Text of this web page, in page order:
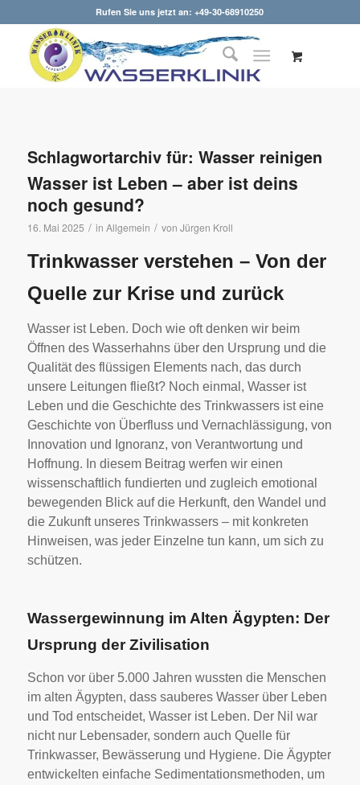
Rufen Sie uns jetzt an: +49-30-68910250
Schlagwortarchiv für: Wasser reinigen
Wasser ist Leben – aber ist deins
noch gesund?
16. Mai 2025 / in Allgemein / von Jürgen Kroll
Trinkwasser verstehen – Von der
Quelle zur Krise und zurück
Wasser ist Leben. Doch wie oft denken wir beim
Öffnen des Wasserhahns über den Ursprung und die
Qualität des flüssigen Elements nach, das durch
unsere Leitungen fließt? Noch einmal, Wasser ist
Leben und die Geschichte des Trinkwassers ist eine
Geschichte von Überfluss und Vernachlässigung, von
Innovation und Ignoranz, von Verantwortung und
Hoffnung. In diesem Beitrag werfen wir einen
wissenschaftlich fundierten und zugleich emotional
bewegenden Blick auf die Herkunft, den Wandel und
die Zukunft unseres Trinkwassers – mit konkreten
Hinweisen, was jeder Einzelne tun kann, um sich zu
schützen.
Wassergewinnung im Alten Ägypten: Der
Ursprung der Zivilisation
Schon vor über 5.000 Jahren wussten die Menschen
im alten Ägypten, dass sauberes Wasser über Leben
und Tod entscheidet, Wasser ist Leben. Der Nil war
nicht nur Lebensader, sondern auch Quelle für
Trinkwasser, Bewässerung und Hygiene. Die Ägypter
entwickelten einfache Sedimentationsmethoden, um